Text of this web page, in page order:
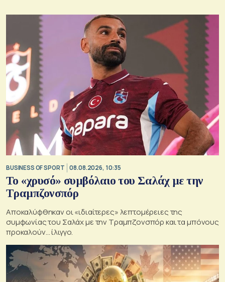
BUSINESS OF SPORT 08.08.2026, 10:35
Το «χρυσό» συμβόλαιο του Σαλάχ με την
Τραμπζονσπόρ
Αποκαλύφθηκαν οι «ιδιαίτερες» λεπτομέρειες της
συμφωνίας του Σαλάχ με την Τραμπζονσπόρ και τα μπόνους
προκαλούν… ίλιγγο.